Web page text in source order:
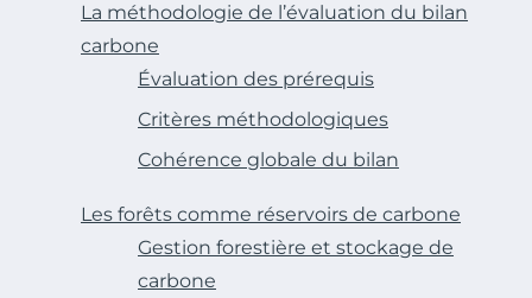
La méthodologie de l’évaluation du bilan
carbone
Évaluation des prérequis
Critères méthodologiques
Cohérence globale du bilan
Les forêts comme réservoirs de carbone
Gestion forestière et stockage de
carbone